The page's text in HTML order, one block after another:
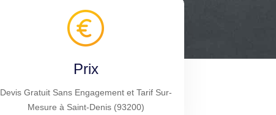
Prix
Devis Gratuit Sans Engagement et Tarif Sur-
Mesure à Saint-Denis (93200)